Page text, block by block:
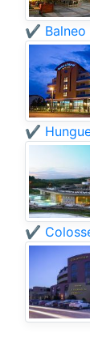
✔️ Balneo
✔️
✔️